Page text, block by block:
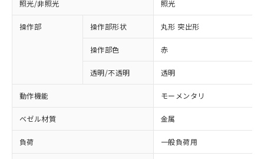
照光/非照光 照光
操作部 操作部形状 丸形 突出形
操作部色 赤
透明/不透明 透明
動作機能 モーメンタリ
ベゼル材質 金属
負荷 一般負荷用